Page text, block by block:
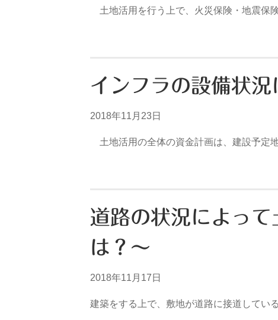
土地活用を行う上で、火災保険・地震保
インフラの設備状況
2018年11月23日
土地活用の全体の資金計画は、建設予定
道路の状況によっ
は？～
2018年11月17日
建築をする上で、敷地が道路に接道して